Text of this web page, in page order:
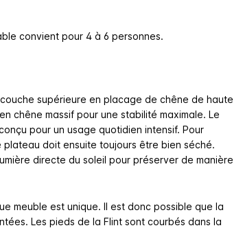
convient pour 4 à 6 personnes.
supérieure en placage de chêne de haute
chêne massif pour une stabilité maximale. Le
pour un usage quotidien intensif. Pour
doit ensuite toujours être bien séché.
directe du soleil pour préserver de manière
meuble est unique. Il est donc possible que la
Les pieds de la Flint sont courbés dans la